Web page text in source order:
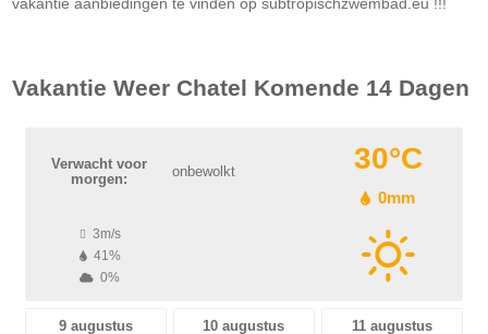
Vakantie Weer Chatel Komende 14 Dagen
Verwacht voor
morgen:
onbewolkt 30°C
0mm
3m/s
41%
0%
9 augustus 10 augustus 11 augustus